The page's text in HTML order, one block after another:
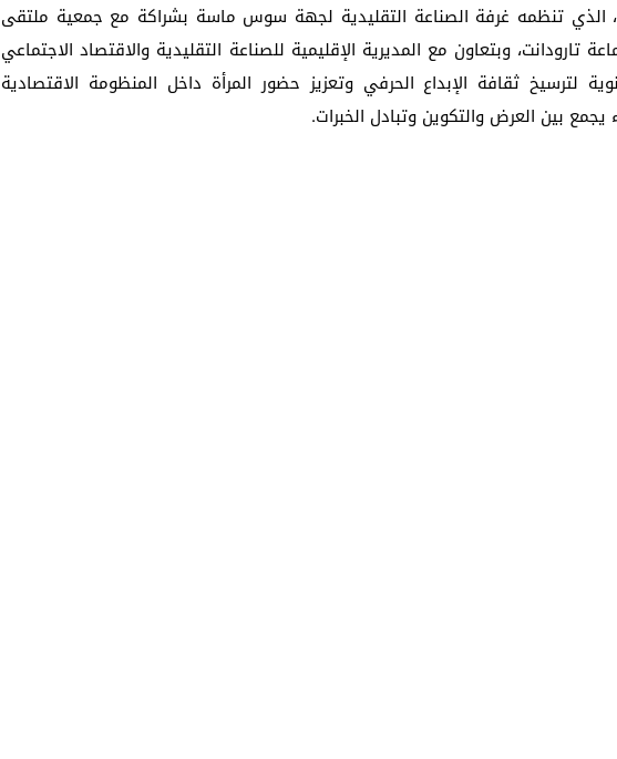
الذي تنظمه غرفة الصناعة التقليدية لجهة سوس ماسة بشراكة مع جمعية ملتقى
تارودانت، وبتعاون مع المديرية الإقليمية للصناعة التقليدية والاقتصاد الاجتماعي
لترسيخ ثقافة الإبداع الحرفي وتعزيز حضور المرأة داخل المنظومة الاقتصادية
بين العرض والتكوين وتبادل الخبرات.